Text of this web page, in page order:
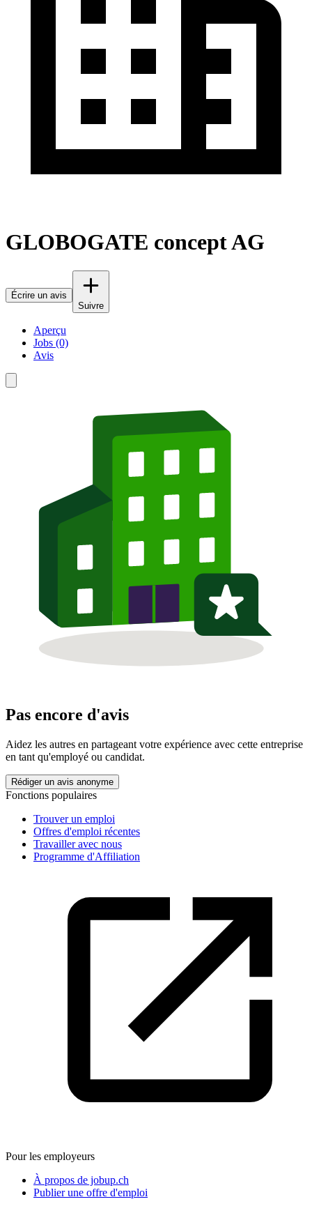
GLOBOGATE concept AG
Écrire un avis
Suivre
Aperçu
Jobs (0)
Avis
Pas encore d'avis
Aidez les autres en partageant votre expérience avec cette entreprise
en tant qu'employé ou candidat.
Rédiger un avis anonyme
Fonctions populaires
Trouver un emploi
Offres d'emploi récentes
Travailler avec nous
Programme d'Affiliation
Pour les employeurs
À propos de jobup.ch
Publier une offre d'emploi